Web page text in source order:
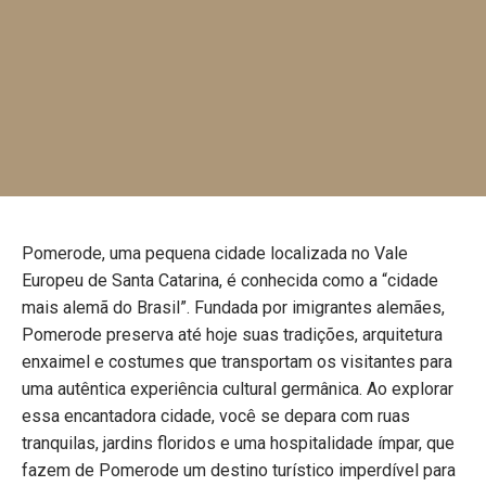
Pomerode, uma pequena cidade localizada no Vale
Europeu de Santa Catarina, é conhecida como a “cidade
mais alemã do Brasil”. Fundada por imigrantes alemães,
Pomerode preserva até hoje suas tradições, arquitetura
enxaimel e costumes que transportam os visitantes para
uma autêntica experiência cultural germânica. Ao explorar
essa encantadora cidade, você se depara com ruas
tranquilas, jardins floridos e uma hospitalidade ímpar, que
fazem de Pomerode um destino turístico imperdível para